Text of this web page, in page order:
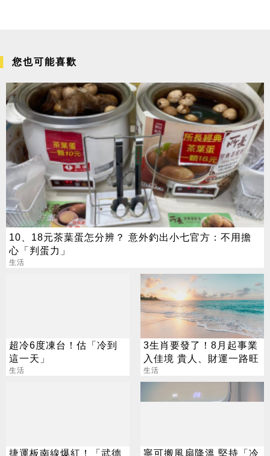
您也可能喜歡
10、18元茶葉蛋怎分辨？ 意外釣出小七官方：不用擔
心「判蛋力」
生活
超冷6度凍台！估「冷到
這一天」
生活
3生肖要發了！8月起事業
入佳境 貴人、財運一路旺
生活
捷運板南線爆紅！「武德
寧可搬風扇降溫 堅持「冷